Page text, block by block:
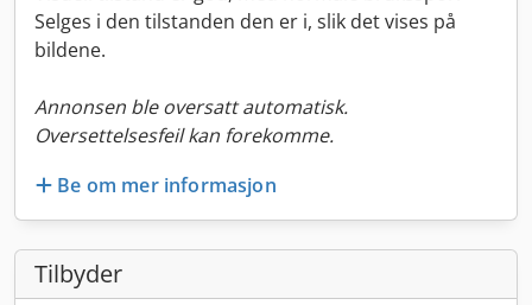
Selges i den tilstanden den er i, slik det vises på
bildene.
Annonsen ble oversatt automatisk.
Oversettelsesfeil kan forekomme.
Be om mer informasjon
Tilbyder